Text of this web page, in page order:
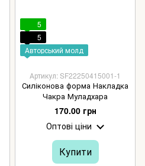
5
5
Авторський молд
Артикул: SF22250415001-1
Силіконова форма Накладка
Чакра Муладхара
170.00 грн
Оптові ціни
Купити